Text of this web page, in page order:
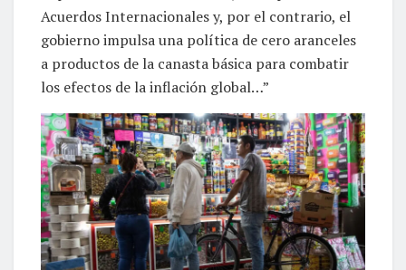
Acuerdos Internacionales y, por el contrario, el
gobierno impulsa una política de cero aranceles
a productos de la canasta básica para combatir
los efectos de la inflación global…”